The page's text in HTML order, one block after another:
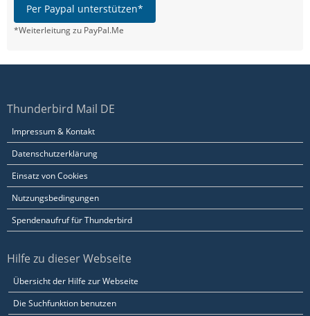
Per Paypal unterstützen*
*Weiterleitung zu PayPal.Me
Thunderbird Mail DE
Impressum & Kontakt
Datenschutzerklärung
Einsatz von Cookies
Nutzungsbedingungen
Spendenaufruf für Thunderbird
Hilfe zu dieser Webseite
Übersicht der Hilfe zur Webseite
Die Suchfunktion benutzen